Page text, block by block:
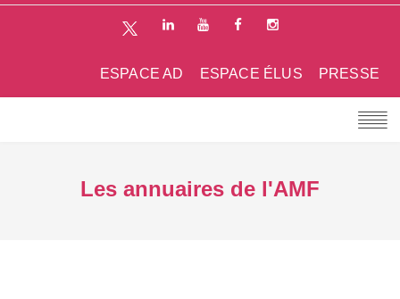
PRESSE
ESPACE ÉLUS
ESPACE AD
Les annuaires de l'AMF